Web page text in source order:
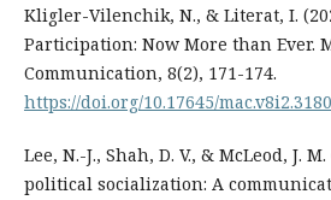
Kligler-Vilenchik, N., & Literat, I.
Participation: Now More than Ever.
Communication, 8(2), 171-174.
https://doi.org/10.17645/mac.v8i2.3180
Lee, N.-J., Shah, D. V., & McLeod, J.
political socialization: A